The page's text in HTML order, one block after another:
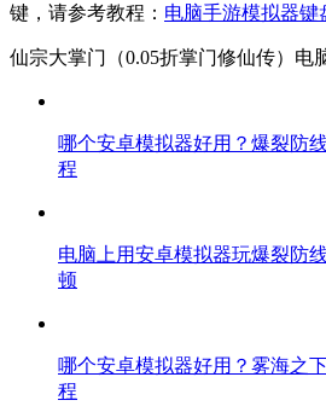
键，请参考教程： 电脑手游模拟器键
仙宗大掌门（0.05折掌门修仙传）
哪个安卓模拟器好用？爆裂防
程
电脑上用安卓模拟器玩爆裂防
顿
哪个安卓模拟器好用？雾海之
程